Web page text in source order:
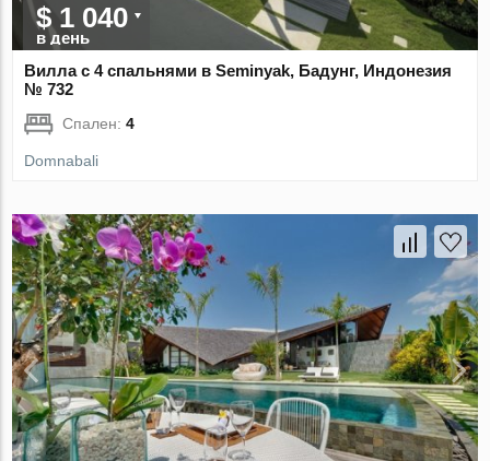
$ 1 040
в день
Вилла с 4 спальнями в Seminyak, Бадунг, Индонезия
№ 732
Спален:4
Domnabali